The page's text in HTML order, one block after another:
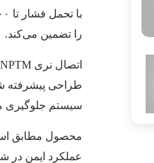
را تضمین می‌کند.
طراحی پیشرفته
سیستم جلوگیری
محصول مطابق
عملکرد ایمن در